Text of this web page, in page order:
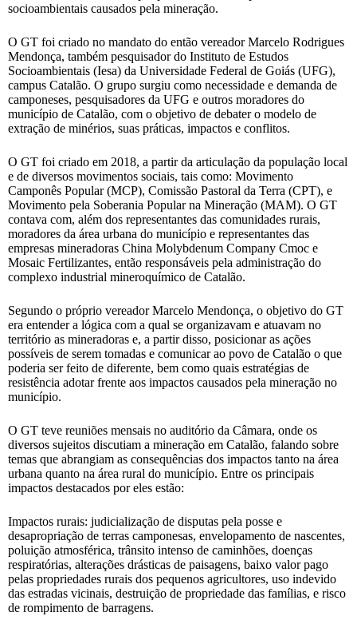
socioambientais causados pela mineração.
O GT foi criado no mandato do então vereador Marcelo Rodrigues
Mendonça, também pesquisador do Instituto de Estudos
Socioambientais (Iesa) da Universidade Federal de Goiás (UFG),
campus Catalão. O grupo surgiu como necessidade e demanda de
camponeses, pesquisadores da UFG e outros moradores do
município de Catalão, com o objetivo de debater o modelo de
extração de minérios, suas práticas, impactos e conflitos.
O GT foi criado em 2018, a partir da articulação da população local
e de diversos movimentos sociais, tais como: Movimento
Camponês Popular (MCP), Comissão Pastoral da Terra (CPT), e
Movimento pela Soberania Popular na Mineração (MAM). O GT
contava com, além dos representantes das comunidades rurais,
moradores da área urbana do município e representantes das
empresas mineradoras China Molybdenum Company Cmoc e
Mosaic Fertilizantes, então responsáveis pela administração do
complexo industrial mineroquímico de Catalão.
Segundo o próprio vereador Marcelo Mendonça, o objetivo do GT
era entender a lógica com a qual se organizavam e atuavam no
território as mineradoras e, a partir disso, posicionar as ações
possíveis de serem tomadas e comunicar ao povo de Catalão o que
poderia ser feito de diferente, bem como quais estratégias de
resistência adotar frente aos impactos causados pela mineração no
município.
O GT teve reuniões mensais no auditório da Câmara, onde os
diversos sujeitos discutiam a mineração em Catalão, falando sobre
temas que abrangiam as consequências dos impactos tanto na área
urbana quanto na área rural do município. Entre os principais
impactos destacados por eles estão:
Impactos rurais: judicialização de disputas pela posse e
desapropriação de terras camponesas, envelopamento de nascentes,
poluição atmosférica, trânsito intenso de caminhões, doenças
respiratórias, alterações drásticas de paisagens, baixo valor pago
pelas propriedades rurais dos pequenos agricultores, uso indevido
das estradas vicinais, destruição de propriedade das famílias, e risco
de rompimento de barragens.